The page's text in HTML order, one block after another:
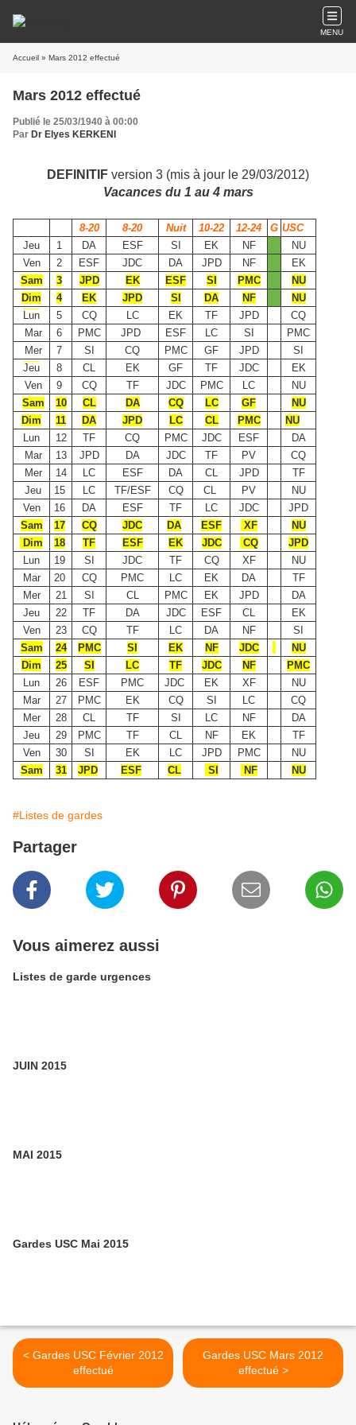
MENU
Accueil » Mars 2012 effectué
Mars 2012 effectué
Publié le 25/03/1940 à 00:00
Par Dr Elyes KERKENI
DEFINITIF version 3 (mis à jour le 29/03/2012)
Vacances du 1 au 4 mars
8-20 8-20 Nuit 10-22 12-24 G USC
Jeu
1 DA ESF SI EK NF
NU
Ven
2 ESF JDC DA JPD NF
EK
Sam
3 JPD EK ESF SI PMC
NU
Dim
4 EK JPD SI DA NF
NU
Lun
5 CQ LC EK TF JPD
CQ
Mar
6 PMC JPD ESF LC SI
PMC
Mer
7 SI CQ PMC GF JPD
SI
Jeu
8 CL EK GF TF JDC
EK
Ven
9 CQ TF JDC PMC LC
NU
Sam
10 CL DA CQ LC GF
NU
Dim
11 DA JPD LC CL PMC
NU
Lun
12 TF CQ PMC JDC ESF
DA
Mar
13 JPD DA JDC TF PV
CQ
Mer
14 LC ESF DA CL JPD
TF
Jeu
15 LC TF/ESF CQ CL PV
NU
Ven
16 DA ESF TF LC JDC
JPD
Sam
17 CQ JDC DA ESF XF
NU
Dim
18 TF ESF EK JDC CQ
JPD
Lun
19 SI JDC TF CQ XF
NU
Mar
20 CQ PMC LC EK DA
TF
Mer
21 SI CL PMC EK JPD
DA
Jeu
22 TF DA JDC ESF CL
EK
Ven
23 CQ TF LC DA NF
SI
Sam
24 PMC SI EK NF JDC
NU
Dim
25 SI LC TF JDC NF
PMC
Lun
26 ESF PMC JDC EK XF
NU
Mar
27 PMC EK CQ SI LC
CQ
Mer
28 CL TF SI LC NF
DA
Jeu
29 PMC TF CL NF EK
TF
Ven
30 SI EK LC JPD PMC
NU
Sam
31 JPD ESF CL SI NF NU
#Listes de gardes
Partager
Vous aimerez aussi
Listes de garde urgences
JUIN 2015
MAI 2015
Gardes USC Mai 2015
< Gardes USC Février 2012
effectué
Gardes USC Mars 2012
effectué >